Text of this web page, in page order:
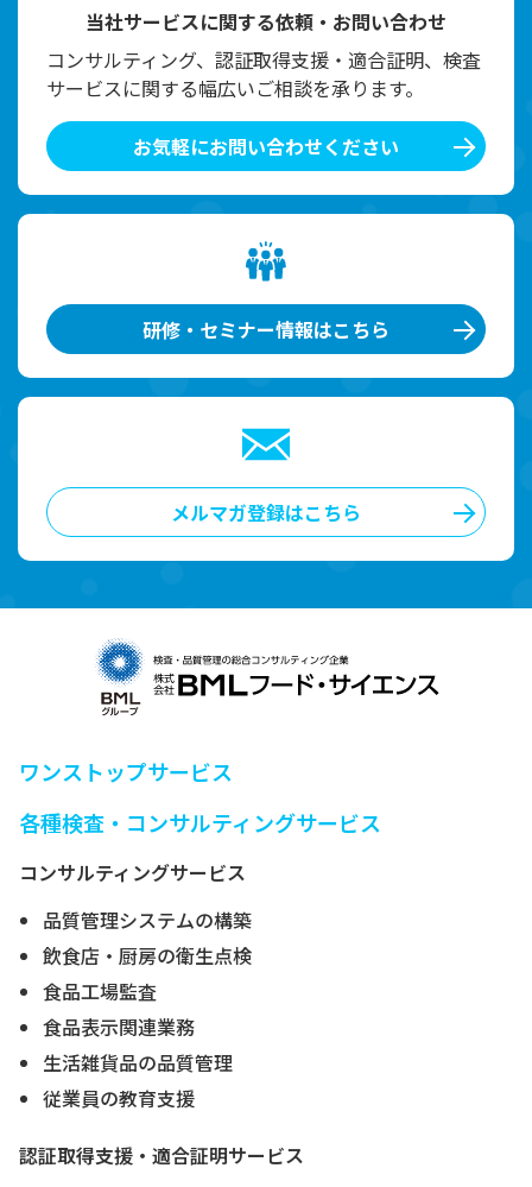
当社サービスに関する依頼・お問い合わせ
コンサルティング、認証取得支援・適合証明、検査
サービスに関する幅広いご相談を承ります。
お気軽にお問い合わせください
研修・セミナー情報はこちら
メルマガ登録はこちら
ワンストップサービス
各種検査・コンサルティングサービス
コンサルティングサービス
品質管理システムの構築
飲食店・厨房の衛生点検
食品工場監査
食品表示関連業務
生活雑貨品の品質管理
従業員の教育支援
認証取得支援・適合証明サービス